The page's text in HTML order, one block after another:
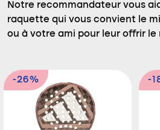
Notre recommandateur vous
raquette qui vous convient le
ou à votre ami pour leur offrir le
-26% -